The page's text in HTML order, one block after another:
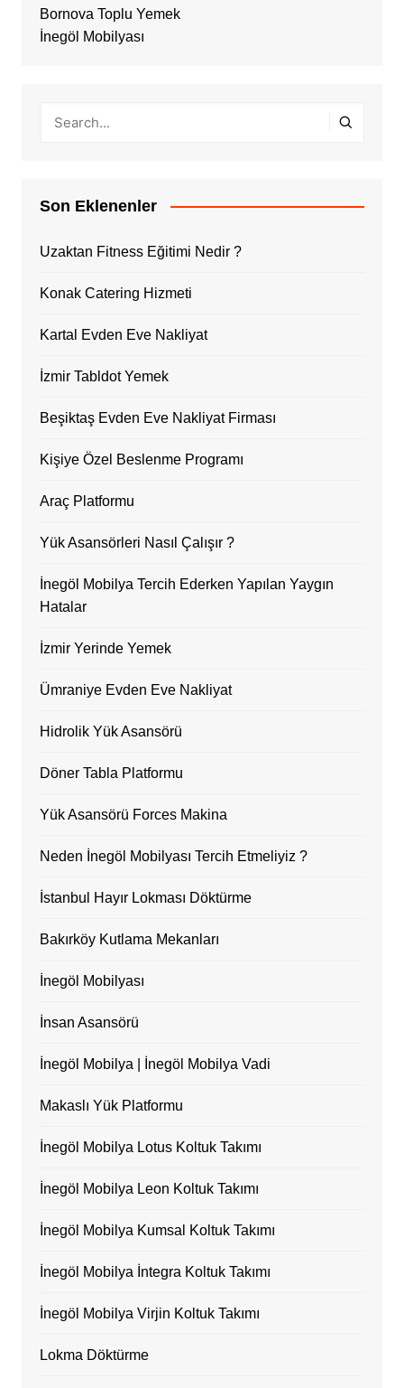
Bornova Toplu Yemek
İnegöl Mobilyası
Son Eklenenler
Uzaktan Fitness Eğitimi Nedir ?
Konak Catering Hizmeti
Kartal Evden Eve Nakliyat
İzmir Tabldot Yemek
Beşiktaş Evden Eve Nakliyat Firması
Kişiye Özel Beslenme Programı
Araç Platformu
Yük Asansörleri Nasıl Çalışır ?
İnegöl Mobilya Tercih Ederken Yapılan Yaygın
Hatalar
İzmir Yerinde Yemek
Ümraniye Evden Eve Nakliyat
Hidrolik Yük Asansörü
Döner Tabla Platformu
Yük Asansörü Forces Makina
Neden İnegöl Mobilyası Tercih Etmeliyiz ?
İstanbul Hayır Lokması Döktürme
Bakırköy Kutlama Mekanları
İnegöl Mobilyası
İnsan Asansörü
İnegöl Mobilya | İnegöl Mobilya Vadi
Makaslı Yük Platformu
İnegöl Mobilya Lotus Koltuk Takımı
İnegöl Mobilya Leon Koltuk Takımı
İnegöl Mobilya Kumsal Koltuk Takımı
İnegöl Mobilya İntegra Koltuk Takımı
İnegöl Mobilya Virjin Koltuk Takımı
Lokma Döktürme